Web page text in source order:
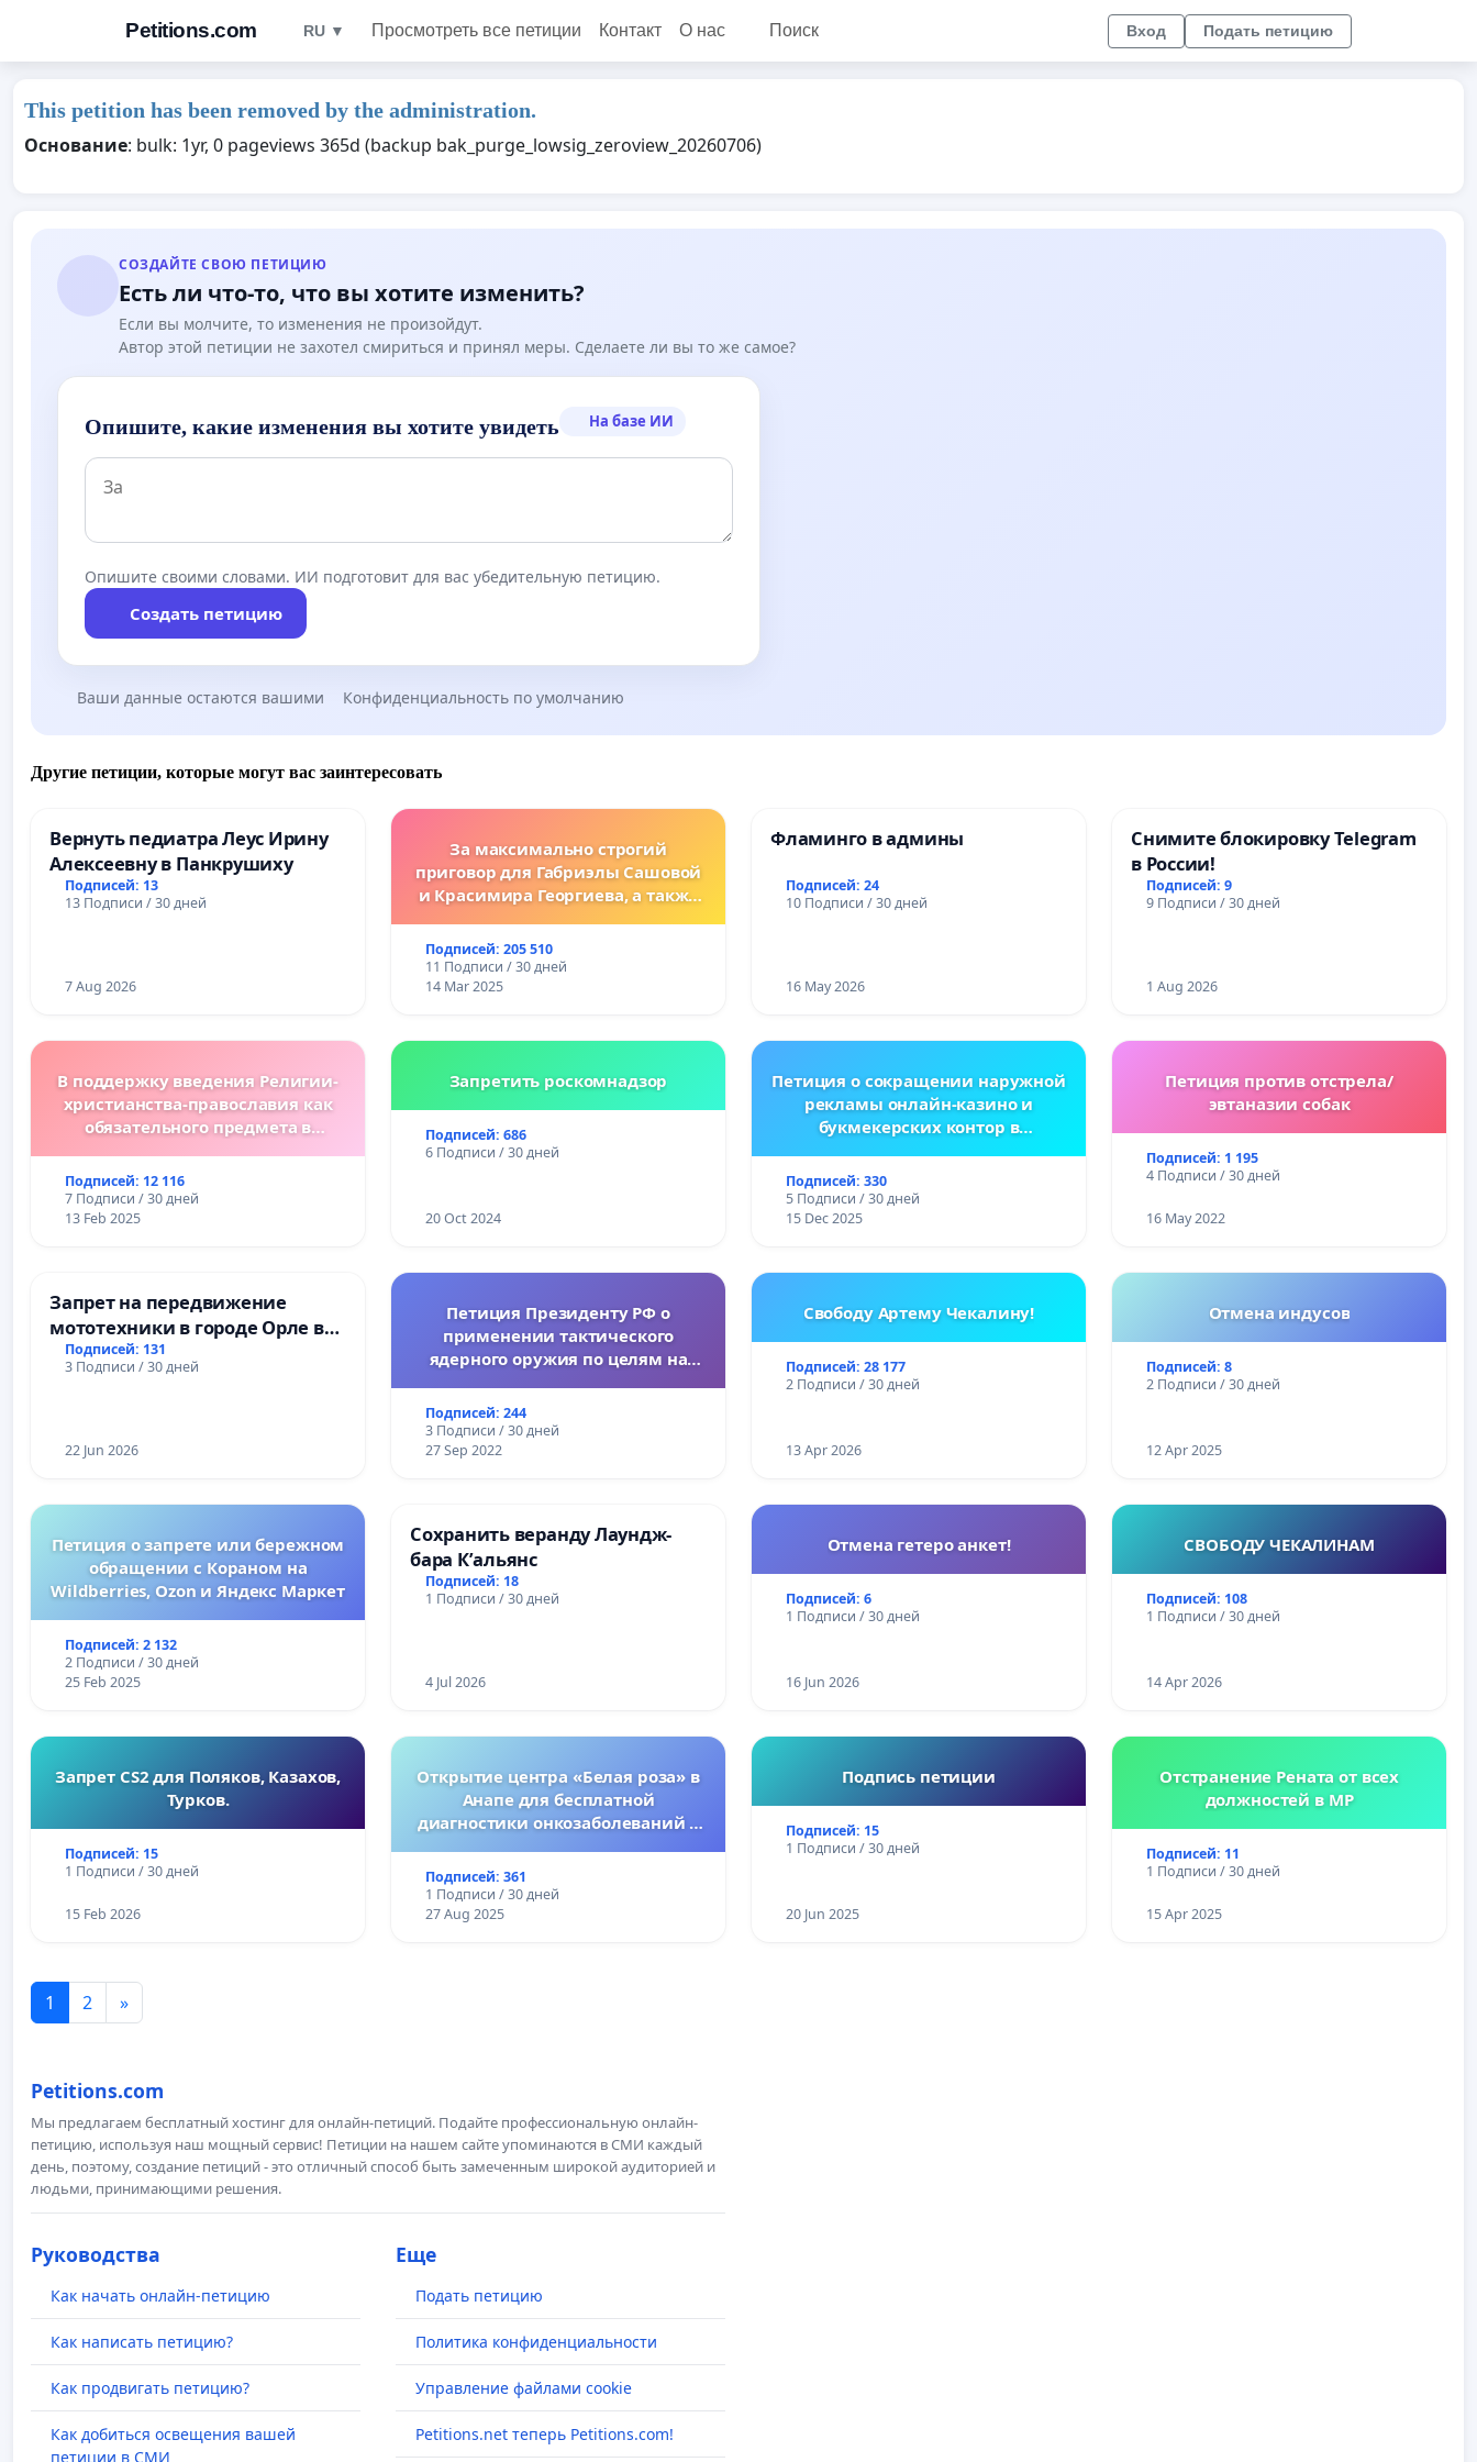
Petitions.com RU ▼ Просмотреть все петиции Контакт О нас Поиск Вход Подать петицию
This petition has been removed by the administration.
Основание: bulk: 1yr, 0 pageviews 365d (backup bak_purge_lowsig_zeroview_20260706)
СОЗДАЙТЕ СВОЮ ПЕТИЦИЮ
Есть ли что-то, что вы хотите изменить?
Если вы молчите, то изменения не произойдут.
Автор этой петиции не захотел смириться и принял меры. Сделаете ли вы то же самое?
Опишите, какие изменения вы хотите увидеть На базе ИИ
Опишите своими словами. ИИ подготовит для вас убедительную петицию.
Создать петицию
Ваши данные остаются вашими Конфиденциальность по умолчанию
Другие петиции, которые могут вас заинтересовать
Вернуть педиатра Леус Ирину
Алексеевну в Панкрушиху
Подписей: 13
13 Подписи / 30 дней
7 Aug 2026
За максимально строгий
приговор для Габриэлы Сашовой
и Красимира Георгиева, а также
предусматривающие более
жесткие наказания за
преступления против животных!
Подписей: 205 510
11 Подписи / 30 дней
14 Mar 2025
Фламинго в админы
Подписей: 24
10 Подписи / 30 дней
16 May 2026
Снимите блокировку Telegram
в России!
Подписей: 9
9 Подписи / 30 дней
1 Aug 2026
В поддержку введения Религии-
христианства-православия как
обязательного предмета в
Подписей: 12 116
7 Подписи / 30 дней
13 Feb 2025
Запретить роскомнадзор
Подписей: 686
6 Подписи / 30 дней
20 Oct 2024
Петиция о сокращении наружной
рекламы онлайн-казино и
букмекерских контор в
Подписей: 330
5 Подписи / 30 дней
15 Dec 2025
Петиция против отстрела/
эвтаназии собак
Подписей: 1 195
4 Подписи / 30 дней
16 May 2022
Запрет на передвижение
мототехники в городе Орле в
ночное время (с 22:00 до 05:00)
Подписей: 131
3 Подписи / 30 дней
22 Jun 2026
Петиция Президенту РФ о
применении тактического
ядерного оружия по целям на
Подписей: 244
3 Подписи / 30 дней
27 Sep 2022
Свободу Артему Чекалину!
Подписей: 28 177
2 Подписи / 30 дней
13 Apr 2026
Отмена индусов
Подписей: 8
2 Подписи / 30 дней
12 Apr 2025
Петиция о запрете или бережном
обращении с Кораном на
Wildberries, Ozon и Яндекс Маркет
Подписей: 2 132
2 Подписи / 30 дней
25 Feb 2025
Сохранить веранду Лаундж-
бара К’альянс
Подписей: 18
1 Подписи / 30 дней
4 Jul 2026
Отмена гетеро анкет!
Подписей: 6
1 Подписи / 30 дней
16 Jun 2026
СВОБОДУ ЧЕКАЛИНАМ
Подписей: 108
1 Подписи / 30 дней
14 Apr 2026
Запрет CS2 для Поляков, Казахов,
Турков.
Подписей: 15
1 Подписи / 30 дней
15 Feb 2026
Открытие центра «Белая роза» в
Анапе для бесплатной
диагностики онкозаболеваний у
Подписей: 361
1 Подписи / 30 дней
27 Aug 2025
Подпись петиции
Подписей: 15
1 Подписи / 30 дней
20 Jun 2025
Отстранение Рената от всех
должностей в МР
Подписей: 11
1 Подписи / 30 дней
15 Apr 2025
1 2 »
Petitions.com
Мы предлагаем бесплатный хостинг для онлайн-петиций. Подайте профессиональную онлайн-
петицию, используя наш мощный сервис! Петиции на нашем сайте упоминаются в СМИ каждый
день, поэтому, создание петиций - это отличный способ быть замеченным широкой аудиторией и
людьми, принимающими решения.
Руководства
Как начать онлайн-петицию
Как написать петицию?
Как продвигать петицию?
Как добиться освещения вашей
петиции в СМИ
Еще
Подать петицию
Политика конфиденциальности
Управление файлами cookie
Petitions.net теперь Petitions.com!